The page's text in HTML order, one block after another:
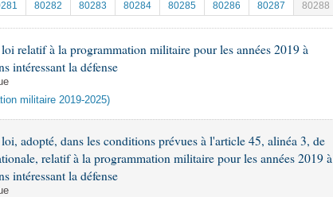
80282 80283 80284 80285 80286 80287 80288
relatif à la programmation militaire pour les années 2019 à
intéressant la défense
militaire 2019-2025)
adopté, dans les conditions prévues à l'article 45, alinéa 3, de
relatif à la programmation militaire pour les années 2019 à
intéressant la défense